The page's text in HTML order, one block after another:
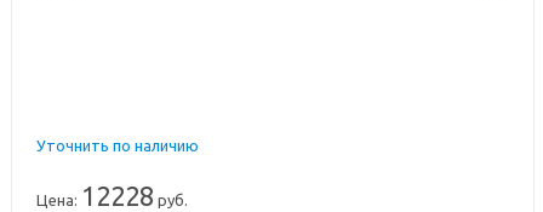
Уточнить по наличию
Цена: 12228 руб.